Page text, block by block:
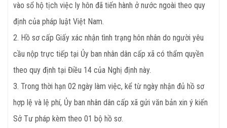
vào sổ hộ tịch việc ly hôn đã tiến hành ở nước ngoài theo quy
định của pháp luật Việt Nam.
2. Hồ sơ cấp Giấy xác nhận tình trạng hôn nhân do người yêu
cầu nộp trực tiếp tại Ủy ban nhân dân cấp xã có thẩm quyền
theo quy định tại Điều 14 của Nghị định này.
3. Trong thời hạn 02 ngày làm việc, kể từ ngày nhận đủ hồ sơ
hợp lệ và lệ phí, Ủy ban nhân dân cấp xã gửi văn bản xin ý kiến
Sở Tư pháp kèm theo 01 bộ hồ sơ.